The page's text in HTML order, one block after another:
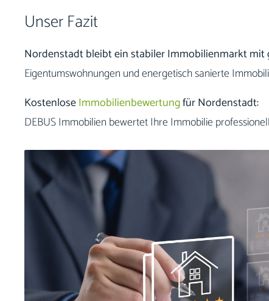
Unser Fazit
Nordenstadt bleibt ein stabiler Immobilienmarkt mit
Eigentumswohnungen und energetisch sanierte
KostenloseImmobilienbewertungfür Nordenstadt:
DEBUS Immobilien bewertet Ihre Immobilie